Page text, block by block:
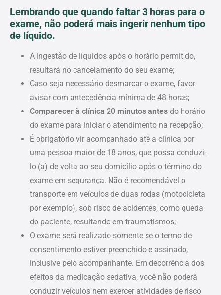
Lembrando que quando faltar 3 horas para o
exame, não poderá mais ingerir nenhum tipo
de líquido.
A ingestão de líquidos após o horário permitido,
resultará no cancelamento do seu exame;
Caso seja necessário desmarcar o exame, favor
avisar com antecedência mínima de 48 horas;
Comparecer à clínica 20 minutos antes do horário
do exame para iniciar o atendimento na recepção;
É obrigatório vir acompanhado até a clínica por
uma pessoa maior de 18 anos, que possa conduzi-
lo (a) de volta ao seu domicílio após o término do
exame em segurança. Não é recomendável o
transporte em veículos de duas rodas (motocicleta
por exemplo), sob risco de acidentes, como queda
do paciente, resultando em traumatismos;
O exame será realizado somente se o termo de
consentimento estiver preenchido e assinado,
inclusive pelo acompanhante. Em decorrência dos
efeitos da medicação sedativa, você não poderá
conduzir veículos nem exercer atividades de risco